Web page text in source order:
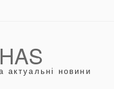
актуальні новини